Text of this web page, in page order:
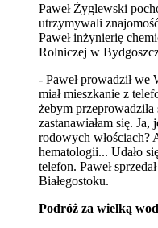
Paweł Żyglewski
utrzymywali
Paweł inżynierię
Rolniczej w
- Paweł prowadził we
miał mieszkanie z
żebym
zastanawiałam się. Ja,
rodowych włościach?
hematologii... Udało
telefon. Paweł
Białegostoku.
Podróż za wielką